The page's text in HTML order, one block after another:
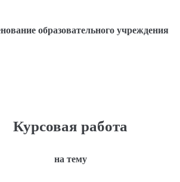
образовательного учреждения
Курсовая работа
на тему